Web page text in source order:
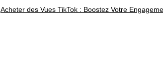
Acheter des Vues TikTok : Boostez Votre